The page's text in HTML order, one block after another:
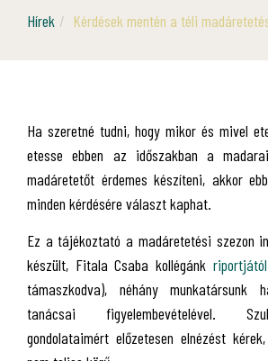
Hírek
Kérdések mentén a téli
Ha szeretné tudni, hogy mikor és mivel
etesse ebben az időszakban a
madáretetőt érdemes készíteni, akkor
minden kérdésére választ kaphat.
Ez a tájékoztató a madáretetési szezon
készült, Fitala Csaba kollégánk riportjától
támaszkodva), néhány munkatársunk
tanácsai figyelembevételével.
gondolataimért előzetesen elnézést